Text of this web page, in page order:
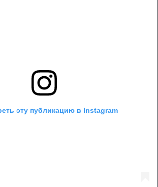
эту публикацию в Instagram